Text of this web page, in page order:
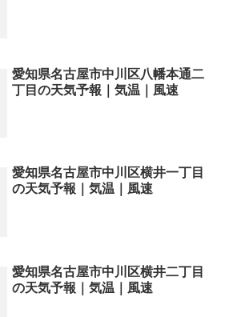
愛知県名古屋市中川区八幡本通二
丁目の天気予報｜気温｜風速
愛知県名古屋市中川区横井一丁目
の天気予報｜気温｜風速
愛知県名古屋市中川区横井二丁目
の天気予報｜気温｜風速